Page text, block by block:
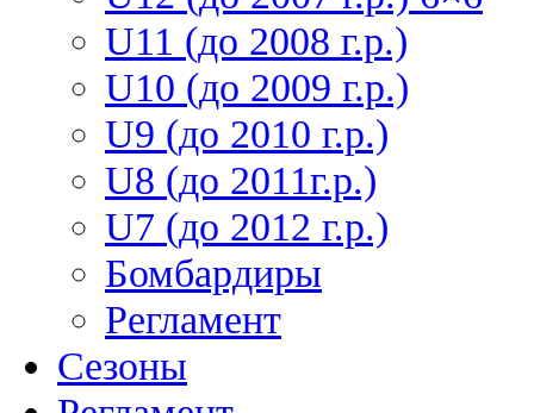
U11 (до 2008 г.р.)
U10 (до 2009 г.р.)
U9 (до 2010 г.р.)
U8 (до 2011г.р.)
U7 (до 2012 г.р.)
Бомбардиры
Регламент
Сезоны